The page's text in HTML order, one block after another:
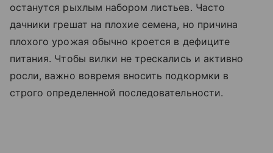
останутся рыхлым набором листьев. Часто
дачники грешат на плохие семена, но причина
плохого урожая обычно кроется в дефиците
питания. Чтобы вилки не трескались и активно
росли, важно вовремя вносить подкормки в
строго определенной последовательности.